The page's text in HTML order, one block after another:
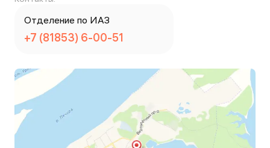
Отделение по ИАЗ
+7 (81853) 6-00-51